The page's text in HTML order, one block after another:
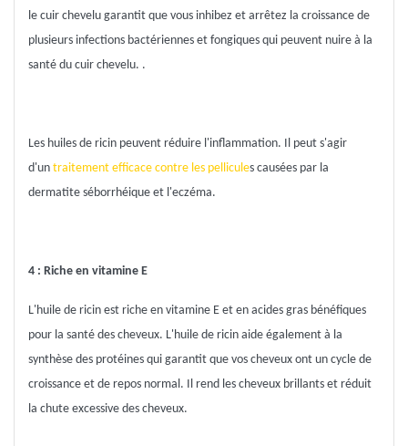
le cuir chevelu garantit que vous inhibez et arrêtez la croissance de
plusieurs infections bactériennes et fongiques qui peuvent nuire à la
santé du cuir chevelu. .
Les huiles de ricin peuvent réduire l'inflammation. Il peut s'agir
d'un traitement efficace contre les pellicules causées par la
dermatite séborrhéique et l'eczéma.
4 : Riche en vitamine E
L'huile de ricin est riche en vitamine E et en acides gras bénéfiques
pour la santé des cheveux. L'huile de ricin aide également à la
synthèse des protéines qui garantit que vos cheveux ont un cycle de
croissance et de repos normal. Il rend les cheveux brillants et réduit
la chute excessive des cheveux.